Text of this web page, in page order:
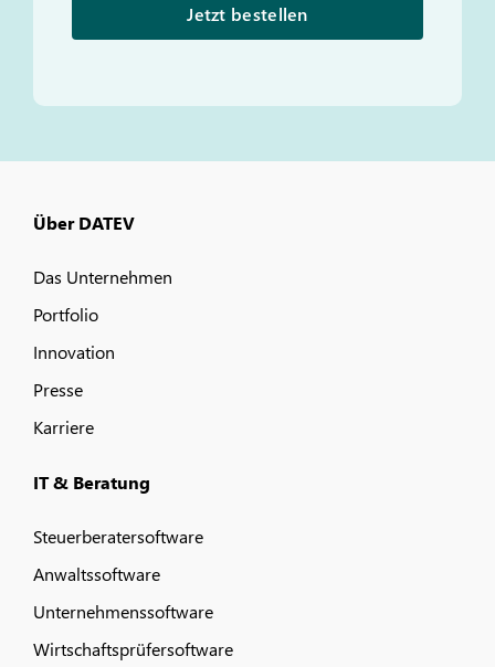
Jetzt bestellen
Über DATEV
Das Unternehmen
Portfolio
Innovation
Presse
Karriere
IT & Beratung
Steuerberatersoftware
Anwaltssoftware
Unternehmenssoftware
Wirtschaftsprüfersoftware